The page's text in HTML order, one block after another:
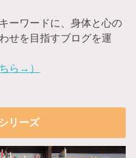
ーワードに、身体と心の
せを目指すブログを運
ら→）
リーズ